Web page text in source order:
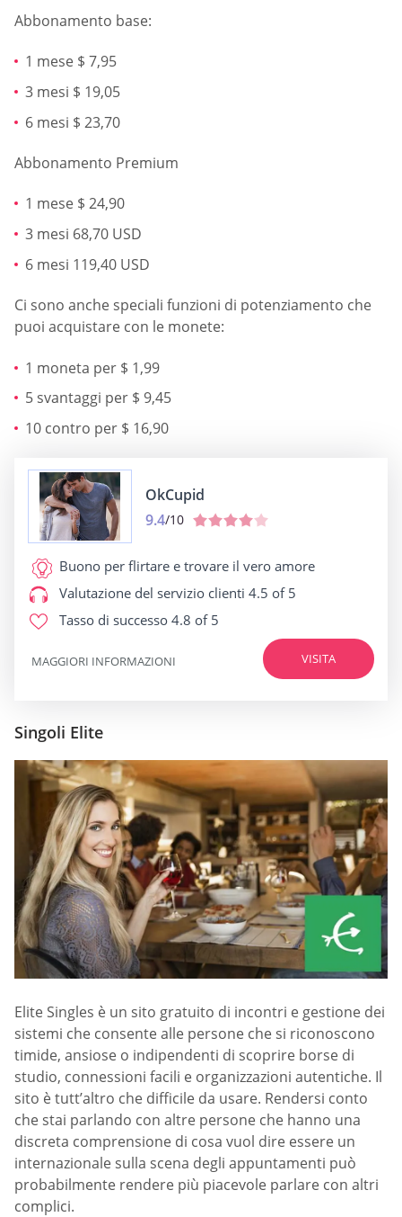
Abbonamento base:
1 mese $ 7,95
3 mesi $ 19,05
6 mesi $ 23,70
Abbonamento Premium
1 mese $ 24,90
3 mesi 68,70 USD
6 mesi 119,40 USD
Ci sono anche speciali funzioni di potenziamento che
puoi acquistare con le monete:
1 moneta per $ 1,99
5 svantaggi per $ 9,45
10 contro per $ 16,90
OkCupid
9.4/10
Buono per flirtare e trovare il vero amore
Valutazione del servizio clienti 4.5 of 5
Tasso di successo 4.8 of 5
VISITA
MAGGIORI INFORMAZIONI
Singoli Elite
Elite Singles è un sito gratuito di incontri e gestione dei
sistemi che consente alle persone che si riconoscono
timide, ansiose o indipendenti di scoprire borse di
studio, connessioni facili e organizzazioni autentiche. Il
sito è tutt’altro che difficile da usare. Rendersi conto
che stai parlando con altre persone che hanno una
discreta comprensione di cosa vuol dire essere un
internazionale sulla scena degli appuntamenti può
probabilmente rendere più piacevole parlare con altri
complici.